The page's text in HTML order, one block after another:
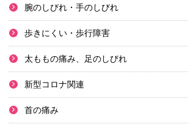
腕のしびれ・手のしびれ
歩きにくい・歩行障害
太ももの痛み、足のしびれ
新型コロナ関連
首の痛み